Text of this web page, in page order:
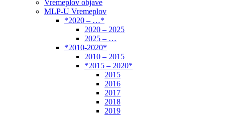
Vremeplov objave
MLP-U Vremeplov
*2020 – …*
2020 – 2025
2025 – …
*2010-2020*
2010 – 2015
*2015 – 2020*
2015
2016
2017
2018
2019